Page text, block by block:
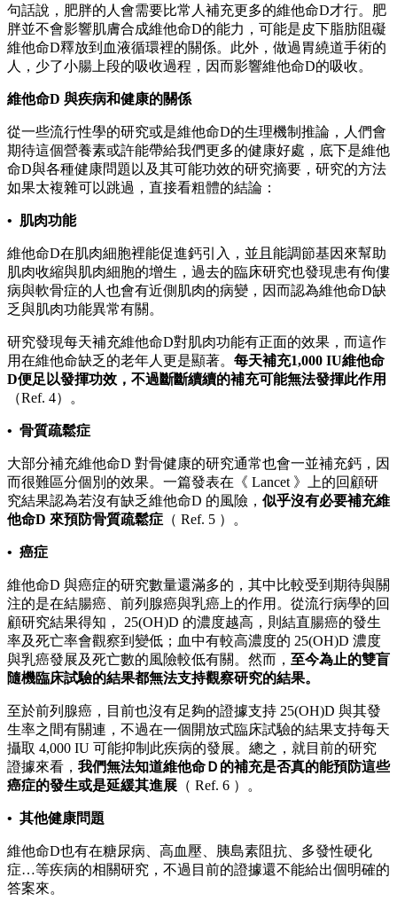
句話說，肥胖的人會需要比常人補充更多的維他命D才行。肥
胖並不會影響肌膚合成維他命D的能力，可能是皮下脂肪阻礙
維他命D釋放到血液循環裡的關係。此外，做過胃繞道手術的
人，少了小腸上段的吸收過程，因而影響維他命D的吸收。
維他命D 與疾病和健康的關係
從一些流行性學的研究或是維他命D的生理機制推論，人們會
期待這個營養素或許能帶給我們更多的健康好處，底下是維他
命D與各種健康問題以及其可能功效的研究摘要，研究的方法
如果太複雜可以跳過，直接看粗體的結論：
• 肌肉功能
維他命D在肌肉細胞裡能促進鈣引入，並且能調節基因來幫助
肌肉收縮與肌肉細胞的增生，過去的臨床研究也發現患有佝僂
病與軟骨症的人也會有近側肌肉的病變，因而認為維他命D缺
乏與肌肉功能異常有關。
研究發現每天補充維他命D對肌肉功能有正面的效果，而這作
用在維他命缺乏的老年人更是顯著。 每天補充1,000 IU維他命
D便足以發揮功效，不過斷斷續續的補充可能無法發揮此作用
（Ref. 4）。
• 骨質疏鬆症
大部分補充維他命D 對骨健康的研究通常也會一並補充鈣，因
而很難區分個別的效果。一篇發表在《 Lancet 》上的回顧研
究結果認為若沒有缺乏維他命D 的風險， 似乎沒有必要補充維
他命D 來預防骨質疏鬆症 （ Ref. 5 ）。
• 癌症
維他命D 與癌症的研究數量還滿多的，其中比較受到期待與關
注的是在結腸癌、前列腺癌與乳癌上的作用。從流行病學的回
顧研究結果得知， 25(OH)D 的濃度越高，則結直腸癌的發生
率及死亡率會觀察到變低；血中有較高濃度的 25(OH)D 濃度
與乳癌發展及死亡數的風險較低有關。然而， 至今為止的雙盲
隨機臨床試驗的結果都無法支持觀察研究的結果。
至於前列腺癌，目前也沒有足夠的證據支持 25(OH)D 與其發
生率之間有關連，不過在一個開放式臨床試驗的結果支持每天
攝取 4,000 IU 可能抑制此疾病的發展。總之，就目前的研究
證據來看， 我們無法知道維他命Ｄ的補充是否真的能預防這些
癌症的發生或是延緩其進展 （ Ref. 6 ）。
• 其他健康問題
維他命D也有在糖尿病、高血壓、胰島素阻抗、多發性硬化
症…等疾病的相關研究，不過目前的證據還不能給出個明確的
答案來。